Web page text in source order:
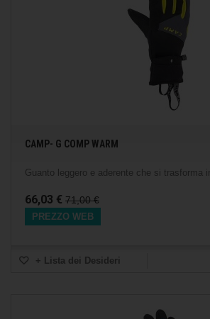
CAMP- G COMP WARM
Guanto leggero e aderente che si trasforma
66,03 € 71,00 €
PREZZO WEB
+ Lista dei Desideri